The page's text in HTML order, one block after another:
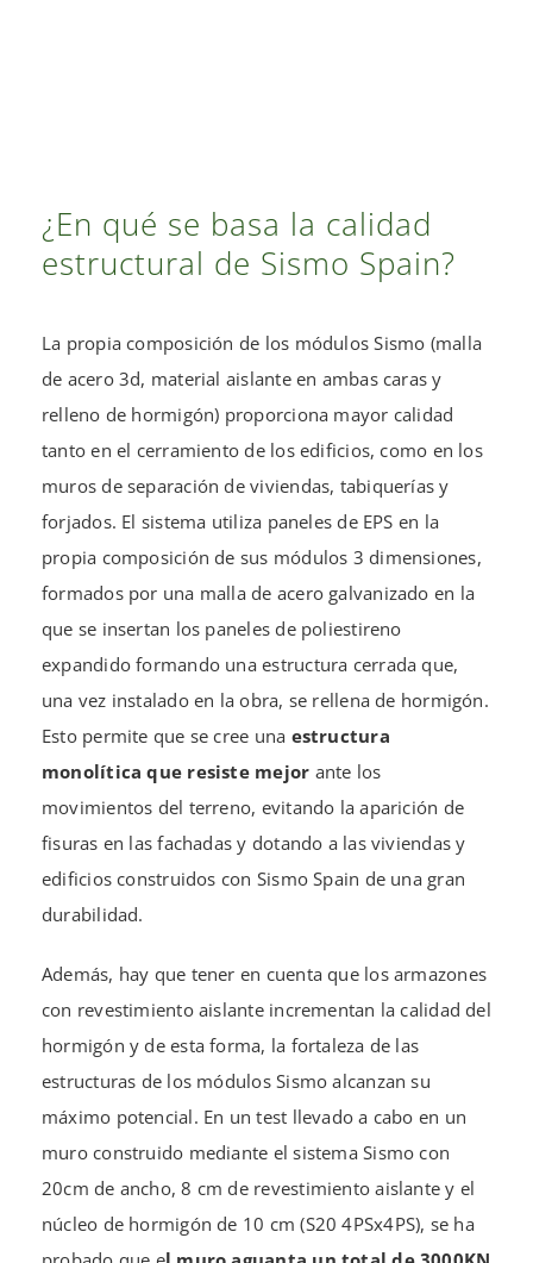
¿En qué se basa la calidad
estructural de Sismo Spain?
La propia composición de los módulos Sismo (malla
de acero 3d, material aislante en ambas caras y
relleno de hormigón) proporciona mayor calidad
tanto en el cerramiento de los edificios, como en los
muros de separación de viviendas, tabiquerías y
forjados. El sistema utiliza paneles de EPS en la
propia composición de sus módulos 3 dimensiones,
formados por una malla de acero galvanizado en la
que se insertan los paneles de poliestireno
expandido formando una estructura cerrada que,
una vez instalado en la obra, se rellena de hormigón.
Esto permite que se cree una estructura
monolítica que resiste mejor ante los
movimientos del terreno, evitando la aparición de
fisuras en las fachadas y dotando a las viviendas y
edificios construidos con Sismo Spain de una gran
durabilidad.
Además, hay que tener en cuenta que los armazones
con revestimiento aislante incrementan la calidad del
hormigón y de esta forma, la fortaleza de las
estructuras de los módulos Sismo alcanzan su
máximo potencial. En un test llevado a cabo en un
muro construido mediante el sistema Sismo con
20cm de ancho, 8 cm de revestimiento aislante y el
núcleo de hormigón de 10 cm (S20 4PSx4PS), se ha